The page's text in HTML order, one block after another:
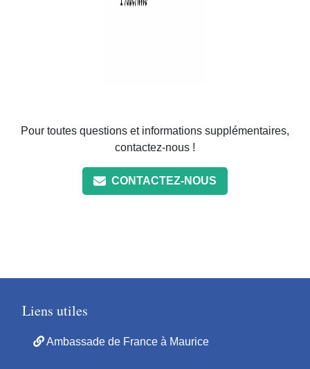
Pour toutes questions et informations supplémentaires,
contactez-nous !
CONTACTEZ-NOUS
Liens utiles
Ambassade de France à Maurice